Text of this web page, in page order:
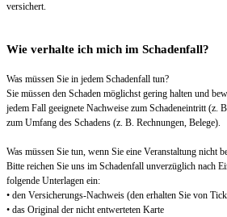
versichert.
Wie verhalte ich mich im Schadenfall?
Was müssen Sie in jedem Schadenfall tun?
Sie müssen den Schaden möglichst gering halten und
jedem Fall geeignete Nachweise zum Schadeneintritt (z.
zum Umfang des Schadens (z. B. Rechnungen, Belege).
Was müssen Sie tun, wenn Sie eine Veranstaltung nicht
Bitte reichen Sie uns im Schadenfall unverzüglich nach
folgende Unterlagen ein:
• den Versicherungs-Nachweis (den erhalten Sie von
• das Original der nicht entwerteten Karte